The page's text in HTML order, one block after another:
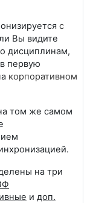
с
Вы видите
дисциплинам,
первую
корпоративном
том же самом
на три
и доп.